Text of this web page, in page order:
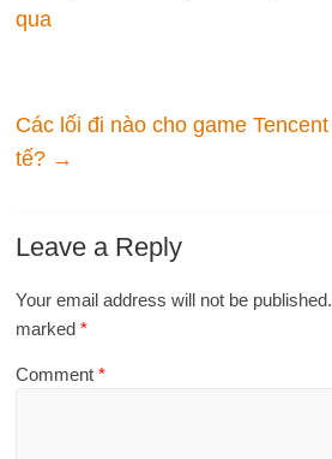
qua
Các lối đi nào cho game
tế? →
Leave a Reply
Your email address will not be published.
marked*
Comment*